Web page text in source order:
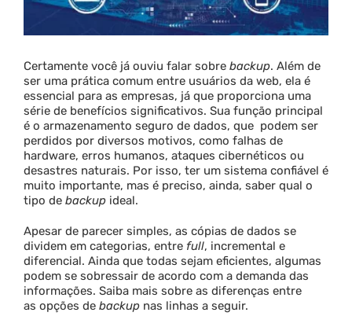
Contato
Certamente você já ouviu falar sobre backup. Além de
ser uma prática comum entre usuários da web, ela é
essencial para as empresas, já que proporciona uma
série de benefícios significativos. Sua função principal
é o armazenamento seguro de dados, que podem ser
perdidos por diversos motivos, como falhas de
hardware, erros humanos, ataques cibernéticos ou
desastres naturais. Por isso, ter um sistema confiável é
muito importante, mas é preciso, ainda, saber qual o
tipo de backup ideal.
Apesar de parecer simples, as cópias de dados se
dividem em categorias, entre full, incremental e
diferencial. Ainda que todas sejam eficientes, algumas
podem se sobressair de acordo com a demanda das
informações. Saiba mais sobre as diferenças entre
as opções de backup nas linhas a seguir.